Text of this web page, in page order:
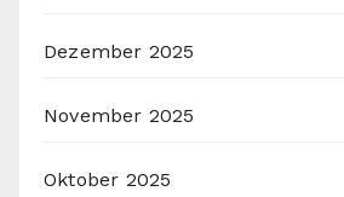
Dezember 2025
November 2025
Oktober 2025